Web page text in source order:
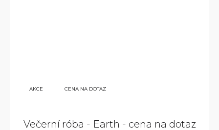
AKCE CENA NA DOTAZ
Večerní róba - Earth - cena na dotaz